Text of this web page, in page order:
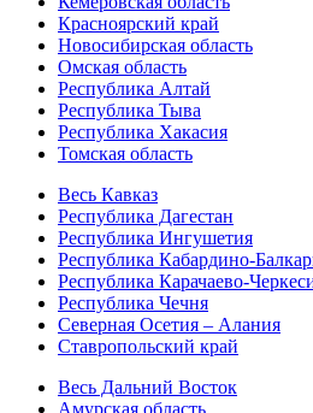
Красноярский край
Новосибирская область
Омская область
Республика Алтай
Республика Тыва
Республика Хакасия
Томская область
Весь Кавказ
Республика Дагестан
Республика Ингушетия
Республика Кабардино-
Республика Карачаево-
Республика Чечня
Северная Осетия – Алания
Ставропольский край
Весь Дальний Восток
Амурская область